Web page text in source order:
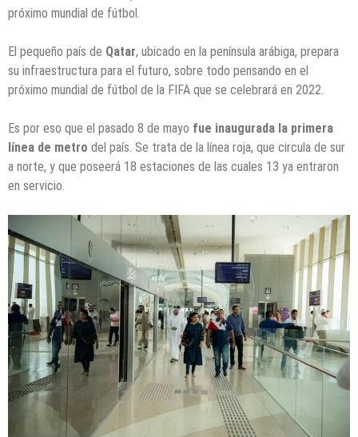
próximo mundial de fútbol.
El pequeño país de Qatar, ubicado en la península arábiga, prepara
su infraestructura para el futuro, sobre todo pensando en el
próximo mundial de fútbol de la FIFA que se celebrará en 2022.
Es por eso que el pasado 8 de mayo fue inaugurada la primera
línea de metro del país. Se trata de la línea roja, que circula de sur
a norte, y que poseerá 18 estaciones de las cuales 13 ya entraron
en servicio.